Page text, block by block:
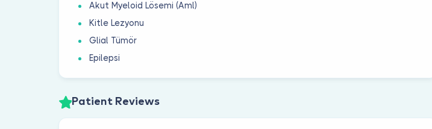
Akut Myeloid Lösemi (Aml)
Kitle Lezyonu
Glial Tümör
Epilepsi
Patient Reviews